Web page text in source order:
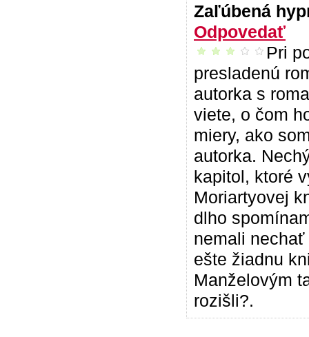
Zaľúbená
Odpovedať
priemerná kniha
Pri
presladenú
autorka s
viete, o čom
miery, ako
autorka.
kapitol, ktoré
Moriartyovej
dlho
nemali
ešte žiadnu
Manželovým
rozišli?.